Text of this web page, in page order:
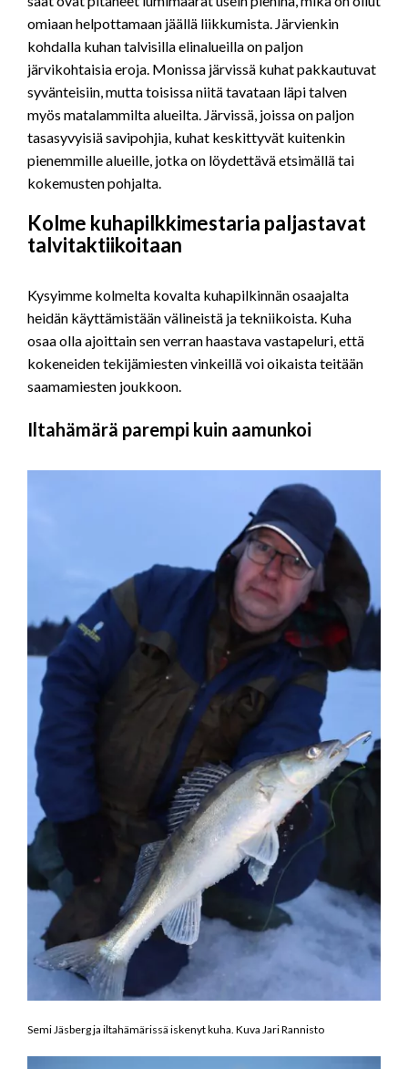
omiaan helpottamaan jäällä liikkumista. Järvienkin
kohdalla kuhan talvisilla elinalueilla on paljon
järvikohtaisia eroja. Monissa järvissä kuhat pakkautuvat
syvänteisiin, mutta toisissa niitä tavataan läpi talven
myös matalammilta alueilta. Järvissä, joissa on paljon
tasasyvyisiä savipohjia, kuhat keskittyvät kuitenkin
pienemmille alueille, jotka on löydettävä etsimällä tai
kokemusten pohjalta.
Kolme kuhapilkkimestaria paljastavat
talvitaktiikoitaan
Kysyimme kolmelta kovalta kuhapilkinnän osaajalta
heidän käyttämistään välineistä ja tekniikoista. Kuha
osaa olla ajoittain sen verran haastava vastapeluri, että
kokeneiden tekijämiesten vinkeillä voi oikaista teitään
saamamiesten joukkoon.
Iltahämärä parempi kuin aamunkoi
Semi Jäsberg ja iltahämärissä iskenyt kuha. Kuva Jari Rannisto